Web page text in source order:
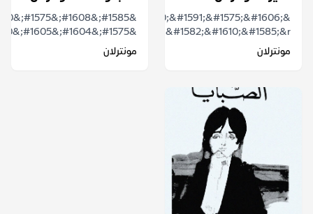
&ldquo;&#1588;&#1610;&#1591;&#1575;&#1606;
&#1575;&#1604;&#1582;&#1610;&#1585;&r...
مونترلان
&#1575;&#1604;&#1605;&#1580;&#1584;&#1608;&#...
مونترلان